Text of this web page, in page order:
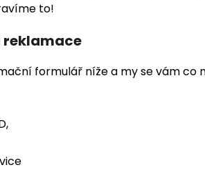
to!
reklamace
formulář níže a my se vám co